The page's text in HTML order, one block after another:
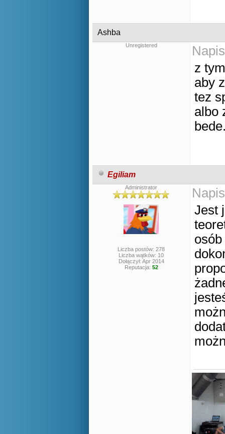
Ashba
Unregistered
z
aby
tez
albo
Egiliam
Administrator
Liczba postów: 278
Liczba wątków: 10
Dołączył: Apr 2014
Reputacja: 52
Jest